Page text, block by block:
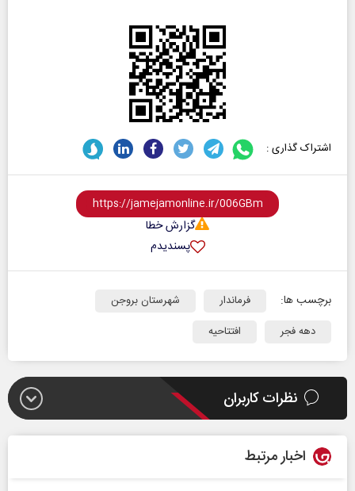
اشتراک گذاری :
گزارش خطا
پسندیدم
برچسب ها: فرماندار
شهرستان بروجن
دهه فجر
افتتاحیه
نظرات کاربران
اخبار مرتبط